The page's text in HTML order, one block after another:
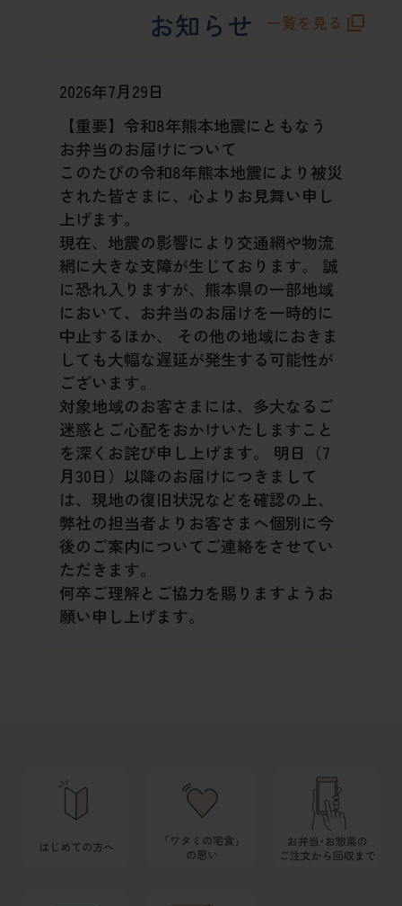
お知らせ 一覧を見る
2026年7月29日
【重要】令和8年熊本地震にともなう
お弁当のお届けについて
このたびの令和8年熊本地震により被災
された皆さまに、心よりお見舞い申し
上げます。
現在、地震の影響により交通網や物流
網に大きな支障が生じております。
誠
に恐れ入りますが、熊本県の一部地域
において、お弁当のお届けを一時的に
中止するほか、
その他の地域におきま
しても大幅な遅延が発生する可能性が
ございます。
対象地域のお客さまには、多大なるご
迷惑とご心配をおかけいたしますこと
を深くお詫び申し上げます。
明日（7
月30日）以降のお届けにつきまして
は、現地の復旧状況などを確認の上、
弊社の担当者よりお客さまへ個別に今
後のご案内についてご連絡をさせてい
ただきます。
何卒ご理解とご協力を賜りますようお
願い申し上げます。